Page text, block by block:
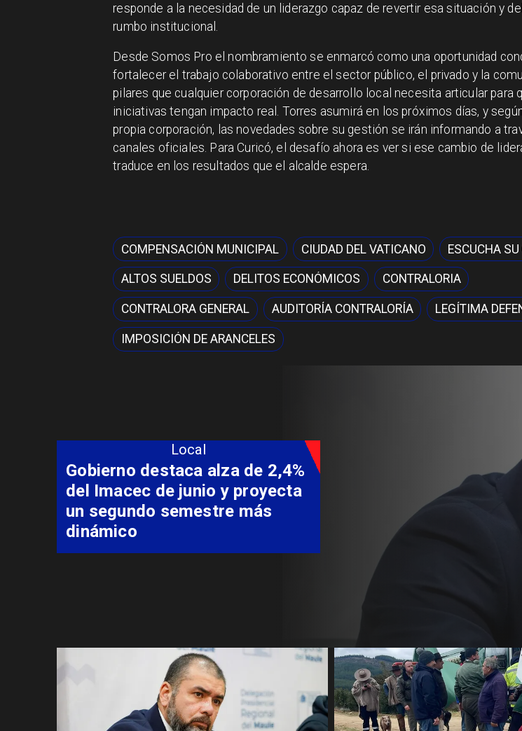
responde a la necesidad de un liderazgo capaz de revertir esa situación y
rumbo institucional.
Desde Somos Pro el nombramiento se enmarcó como una oportunidad
fortalecer el trabajo colaborativo entre el sector público, el privado y la
pilares que cualquier corporación de desarrollo local necesita articular para
iniciativas tengan impacto real. Torres asumirá en los próximos días, y
propia corporación, las novedades sobre su gestión se irán informando a
canales oficiales. Para Curicó, el desafío ahora es ver si ese cambio de
traduce en los resultados que el alcalde espera.
COMPENSACIÓN MUNICIPAL CIUDAD DEL VATICANO ESCUCHA
ALTOS SUELDOS DELITOS ECONÓMICOS CONTRALORIA
CONTRALORA GENERAL AUDITORÍA CONTRALORÍA LEGÍTIMA
IMPOSICIÓN DE ARANCELES
Local
Gobierno destaca alza de 2,4%
del Imacec de junio y proyecta
un segundo semestre más
dinámico